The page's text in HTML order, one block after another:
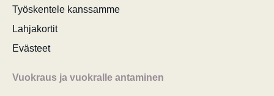
Työskentele kanssamme
Lahjakortit
Evästeet
Vuokraus ja vuokralle antaminen